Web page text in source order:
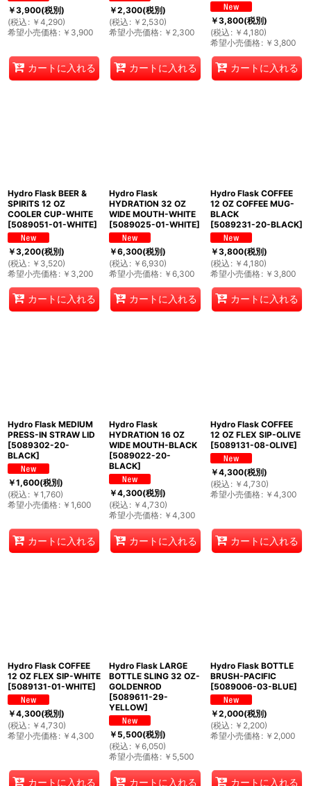
￥3,900(税別)
(税込 : ￥ 4,290)
希望小売価格: ￥ 3,900
カートに入れる
￥2,300(税別)
(税込 : ￥ 2,530)
希望小売価格: ￥ 2,300
カートに入れる
￥3,800(税別)
(税込 : ￥ 4,180)
希望小売価格: ￥ 3,800
カートに入れる
Hydro Flask BEER &
SPIRITS 12 OZ
COOLER CUP-WHITE
[5089051-01-WHITE]
￥3,200(税別)
(税込 : ￥ 3,520)
希望小売価格: ￥ 3,200
カートに入れる
Hydro Flask
HYDRATION 32 OZ
WIDE MOUTH-WHITE
[5089025-01-WHITE]
￥6,300(税別)
(税込 : ￥ 6,930)
希望小売価格: ￥ 6,300
カートに入れる
Hydro Flask COFFEE
12 OZ COFFEE MUG-
BLACK
[5089231-20-BLACK]
￥3,800(税別)
(税込 : ￥ 4,180)
希望小売価格: ￥ 3,800
カートに入れる
Hydro Flask MEDIUM
PRESS-IN STRAW LID
[5089302-20-
BLACK]
￥1,600(税別)
(税込 : ￥ 1,760)
希望小売価格: ￥ 1,600
カートに入れる
Hydro Flask
HYDRATION 16 OZ
WIDE MOUTH-BLACK
[5089022-20-
BLACK]
￥4,300(税別)
(税込 : ￥ 4,730)
希望小売価格: ￥ 4,300
カートに入れる
Hydro Flask COFFEE
12 OZ FLEX SIP-OLIVE
[5089131-08-OLIVE]
￥4,300(税別)
(税込 : ￥ 4,730)
希望小売価格: ￥ 4,300
カートに入れる
Hydro Flask COFFEE
12 OZ FLEX SIP-WHITE
[5089131-01-WHITE]
￥4,300(税別)
(税込 : ￥ 4,730)
希望小売価格: ￥ 4,300
カートに入れる
Hydro Flask LARGE
BOTTLE SLING 32 OZ-
GOLDENROD
[5089611-29-
YELLOW]
￥5,500(税別)
(税込 : ￥ 6,050)
希望小売価格: ￥ 5,500
カートに入れる
Hydro Flask BOTTLE
BRUSH-PACIFIC
[5089006-03-BLUE]
￥2,000(税別)
(税込 : ￥ 2,200)
希望小売価格: ￥ 2,000
カートに入れる